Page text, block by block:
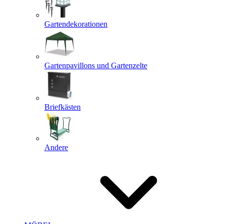
Gartendekorationen
Gartenpavillons und Gartenzelte
Briefkästen
Andere